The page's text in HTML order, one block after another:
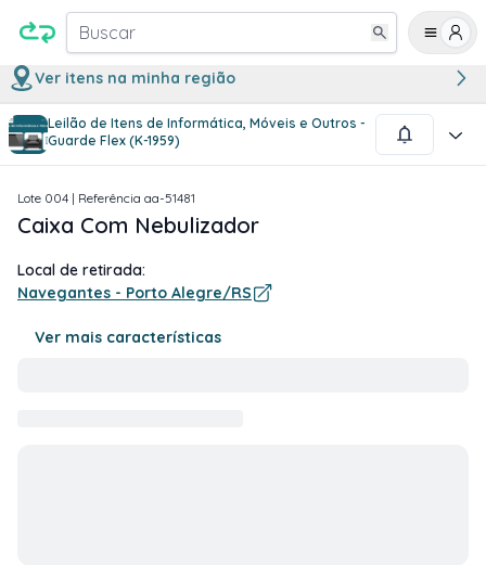
Buscar
Ver itens na minha região
Leilão de Itens de Informática, Móveis e Outros -
Guarde Flex (K-1959)
1/2
Lote 004 | Referência aa-51481
Caixa Com Nebulizador
Local de retirada:
Navegantes - Porto Alegre/RS
Ver mais características